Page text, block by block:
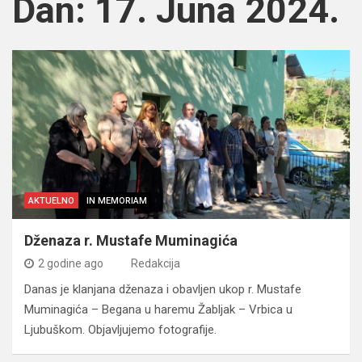
Dan: 17. Juna 2024.
AKTUELNO IN MEMORIAM
Dženaza r. Mustafe Muminagića
2 godine ago Redakcija
Danas je klanjana dženaza i obavljen ukop r. Mustafe
Muminagića – Begana u haremu Žabljak – Vrbica u
Ljubuškom. Objavljujemo fotografije.